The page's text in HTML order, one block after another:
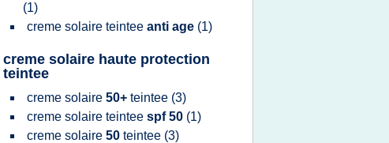
(1)
creme solaire teintee anti age (1)
creme solaire haute protection
teintee
creme solaire 50+ teintee (3)
creme solaire teintee spf 50 (1)
creme solaire 50 teintee (3)